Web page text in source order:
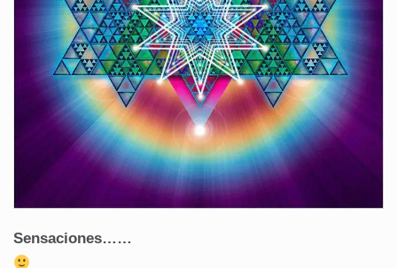
Sensaciones……